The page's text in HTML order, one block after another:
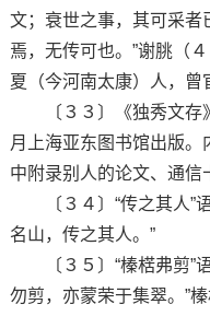
文；衰世之事，其可采者
焉，无传可也。”谢朓（
夏（今河南太康）人，曾
〔３３〕《独秀文存
月上海亚东图书馆出版
中附录别人的论文、通信
〔３４〕“传之其人”语
名山，传之其人。”
〔３５〕“榛楛弗剪”语
勿剪，亦蒙荣于集翠。”